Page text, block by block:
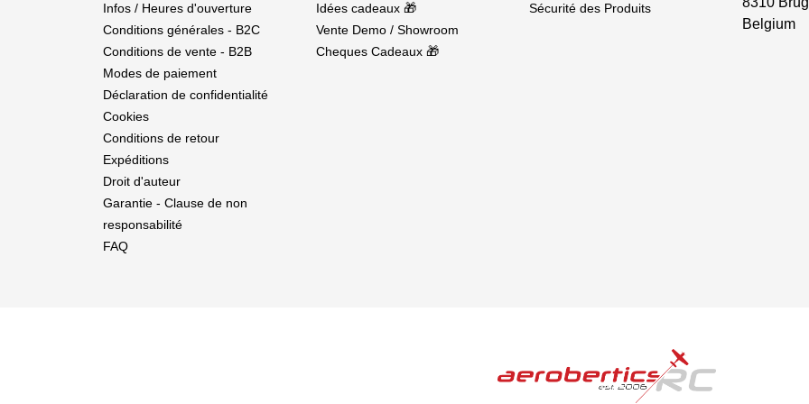
Infos / Heures d'ouverture
Conditions générales - B2C
Conditions de vente - B2B
Modes de paiement
Déclaration de confidentialité
Cookies
Conditions de retour
Expéditions
Droit d'auteur
Garantie - Clause de non
responsabilité
FAQ
Idées cadeaux 🎁
Vente Demo / Showroom
Cheques Cadeaux 🎁
Sécurité des Produits
Belgium